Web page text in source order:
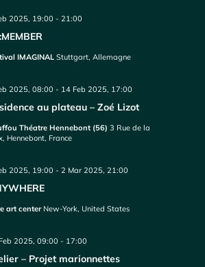
2025, 19:00 -21:00
IMAGINALStuttgart, Allemagne
au plateau – Zoé Lizot
2025, 08:00 - 14 Feb 2025, 17:00
Théatre Hennebont (56)3 Rue de la
Hennebont, France
2025, 19:00 -2 Mar 2025, 21:00
art center New-York, United States
– Projet marionnettes
2025, 09:00 - 17:00